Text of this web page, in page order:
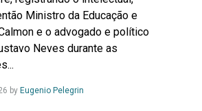
Ministro da Educação e
e o advogado e político
Neves durante as
by Eugenio PelegrinLeia